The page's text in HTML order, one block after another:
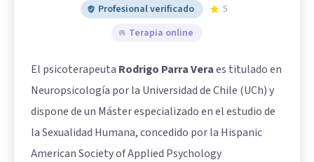
Profesional verificado
5
Terapia online
El psicoterapeuta Rodrigo Parra Veraes titulado en
Neuropsicología por la Universidad de Chile (UCh) y
dispone de un Máster especializado en el estudio de
la Sexualidad Humana, concedido por la Hispanic
American Society of Applied Psychology